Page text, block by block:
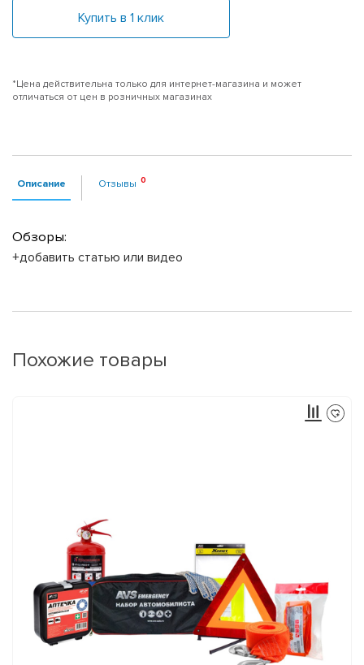
Купить в 1 клик
*Цена действительна только для интернет-магазина и может
отличаться от цен в розничных магазинах
Описание Отзывы
Обзоры:
+добавить статью или видео
Похожие товары